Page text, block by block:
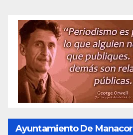
Ayuntamiento De Manacor